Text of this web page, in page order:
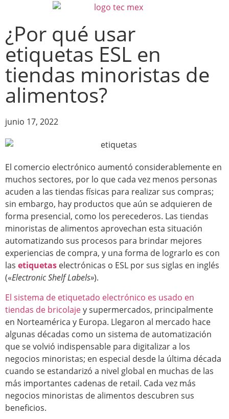
¿Por qué usar
etiquetas ESL en
tiendas minoristas de
alimentos?
junio 17, 2022
El comercio electrónico aumentó considerablemente en
muchos sectores, por lo que cada vez menos personas
acuden a las tiendas físicas para realizar sus compras;
sin embargo, hay productos que aún se adquieren de
forma presencial, como los perecederos. Las tiendas
minoristas de alimentos aprovechan esta situación
automatizando sus procesos para brindar mejores
experiencias de compra, y una forma de lograrlo es con
las etiquetas electrónicas o ESL por sus siglas en inglés
(«Electronic Shelf Labels»).
El sistema de etiquetado electrónico es usado en
tiendas de bricolajey supermercados, principalmente
en Norteamérica y Europa. Llegaron al mercado hace
algunas décadas como un sistema de automatización
que se volvió indispensable para digitalizar a los
negocios minoristas; en especial desde la última década
cuando se estandarizó a nivel global en muchas de las
más importantes cadenas de retail. Cada vez más
negocios minoristas de alimentos descubren sus
beneficios.